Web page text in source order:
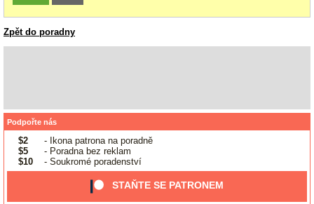
Zpět do poradny
Podpořte nás
$2
- Ikona patrona na poradně
$5
- Poradna bez reklam
$10
- Soukromé poradenství
STAŇTE SE PATRONEM